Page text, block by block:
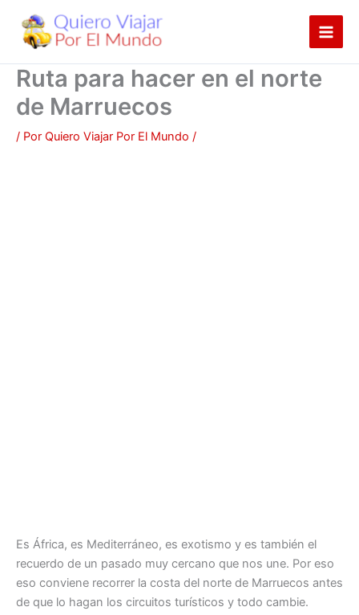
contenido
Ruta para hacer en el norte
de Marruecos
/ Por Quiero Viajar Por El Mundo /
Es África, es Mediterráneo, es exotismo y es también el
recuerdo de un pasado muy cercano que nos une. Por eso
eso conviene recorrer la costa del norte de Marruecos antes
de que lo hagan los circuitos turísticos y todo cambie.